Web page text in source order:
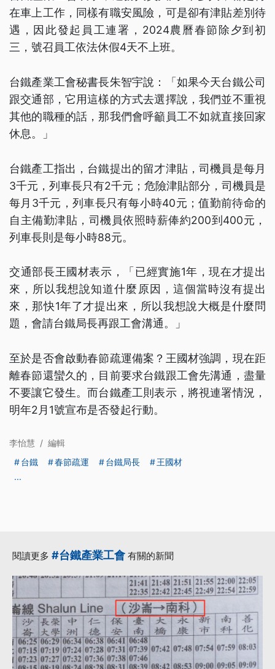
在車上工作，同樣有職安風險，可是卻有津貼差別待
遇，因此發起員工連署，2024農曆春節除夕到初
三，號召員工依法休假4天不上班。
台鐵產業工會秘書長朱智宇說：「如果今天台鐵公司
跟交通部，它用這樣的方式去選擇說，我們並不重視
其他的職種的話，那我們會呼籲員工不如就直接回家
休息。」
台鐵產工指出，台鐵提出的留才津貼，司機員是每月
3千元，列車長只有2千元；危險津貼部分，司機員是
每月3千元，列車長只有每小時40元；值勤前待命的
自主備勤津貼，司機員依照時薪俸約200到400元，
列車長則是每小時88元。
交通部長王國材表示，「已經實施1年，現在才提出
來，所以我想說知道什麼原因，這個當時沒有提出
來，那快1年了才提出來，所以我想說大概是什麼問
題，會請台鐵局長再跟工會溝通。」
至於是否會啟動春節疏運備案？王國材強調，現在距
離春節還蠻久的，目前要求台鐵跟工會先溝通，盡量
不要讓它發生。而台鐵產工則表示，將視連署情況，
明年2月1號宣布是否發起行動。
李怡慧 / 編輯
台鐵
春節疏運 台鐵局長
王國材
...
閱讀更多 #台鐵產業工會 有關的新聞